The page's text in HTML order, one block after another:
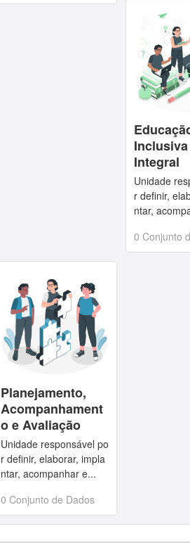
Integral
Unidade
r definir,
ntar,
0 Conjunto
Planejamento,
Acompanhament
o e Avaliação
Unidade responsável po
r definir, elaborar, impla
ntar, acompanhar e...
0 Conjunto de Dados